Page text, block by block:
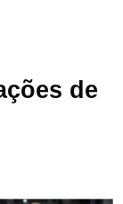
de